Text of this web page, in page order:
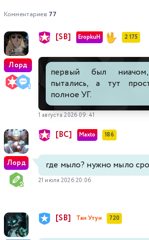
Комментариев 77
Лорд
[SB] EropkuH 2 175
первый был
пытались, а тут
полное УГ.
1 августа 2026 09:41
Лорд
[BC] Maxto 186
где мыло? нужно мыло
21 июля 2026 20:06
[SB] Тан Утун 720